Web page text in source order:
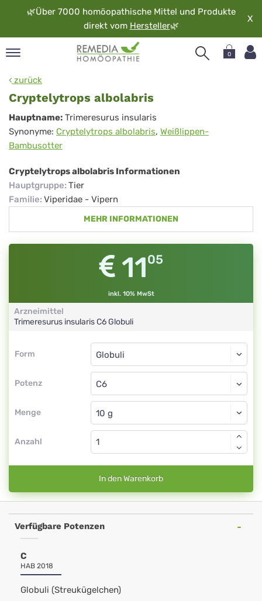
🌿Über 7000 homöopathische Mittel und Produkte
direkt vom Hersteller🌿
X
0
zurück
Cryptelytrops albolabris
Cryptelytrops
albolabris
Hauptname: Trimeresurus insularis
Synonyme: Cryptelytrops albolabris, Weißlippen-
Bambusotter
Cryptelytrops albolabris Informationen
Hauptgruppe: Tier
Familie: Viperidae - Vipern
MEHR INFORMATIONEN
1105
inkl. 10% MwSt
Arzneimittel
Trimeresurus insularisC6Globuli
Form
Form
Potenz
Globuli
C6
Menge
Globuli
Anzahl
In den Warenkorb
Verfügbare Potenzen
C
HAB 2018
Globuli (Streukügelchen)